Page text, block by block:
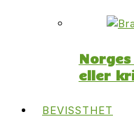
eller
BEVISSTHET